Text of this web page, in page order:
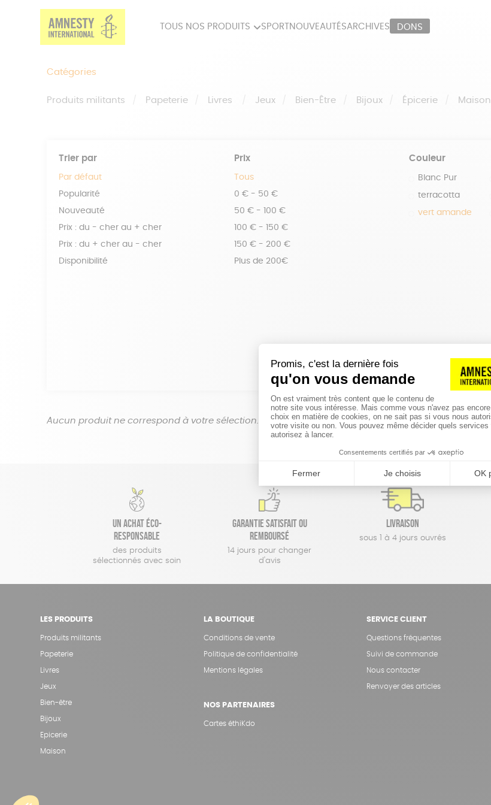
TOUS NOS PRODUITS SPORT NOUVEAUTÉSARCHIVES DONS
Catégories
Produits militants Papeterie Livres Jeux Bien-Être Bijoux Épicerie Maison
Trier par
Par défaut
Popularité
Nouveauté
Prix : du - cher au + cher
Prix : du + cher au - cher
Disponibilité
Prix
Tous
0 € - 50 €
50 € - 100 €
100 € - 150 €
150 € - 200 €
Plus de 200€
Couleur
Blanc Pur
terracotta
vert amande
Aucun produit ne correspond à votre sélection.
Un achat éco-
responsable
des produits
sélectionnés avec soin
Garantie satisfait ou
remboursé
14 jours pour changer
d'avis
Livraison
sous 1 à 4 jours ouvrés
LES PRODUITS
Produits militants
Papeterie
Livres
Jeux
Bien-être
Bijoux
Epicerie
Maison
LA BOUTIQUE
Conditions de vente
Politique de confidentialité
Mentions légales
NOS PARTENAIRES
Cartes éthiKdo
SERVICE CLIENT
Questions fréquentes
Suivi de commande
Nous contacter
Renvoyer des articles